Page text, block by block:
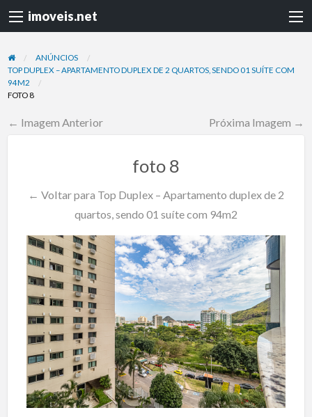
imoveis.net
ANÚNCIOS
TOP DUPLEX – APARTAMENTO DUPLEX DE 2 QUARTOS, SENDO 01 SUÍTE COM
94M2
FOTO 8
← Imagem Anterior Próxima Imagem →
foto 8
← Voltar para Top Duplex – Apartamento duplex de 2
quartos, sendo 01 suíte com 94m2